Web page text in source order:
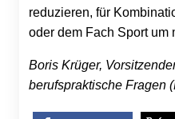
reduzieren, für
oder dem Fach Sport um
Boris Krüger,
berufspraktische Fragen